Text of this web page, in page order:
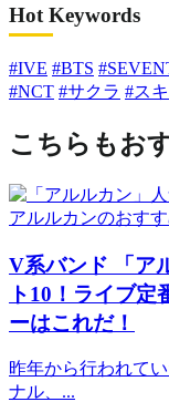
Hot Keywords
#IVE #BTS
#NCT #サクラ #ス
こちらもお
V系バンド 「ア
ト10！ライブ
ーはこれだ！
昨年から行われて
ナル、...